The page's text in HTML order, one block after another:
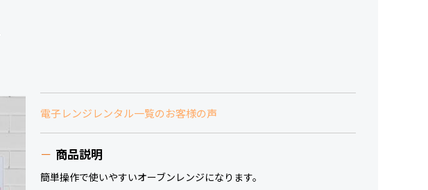
電子レンジレンタル一覧のお客様の声
商品説明
簡単操作で使いやすいオーブンレンジになります。